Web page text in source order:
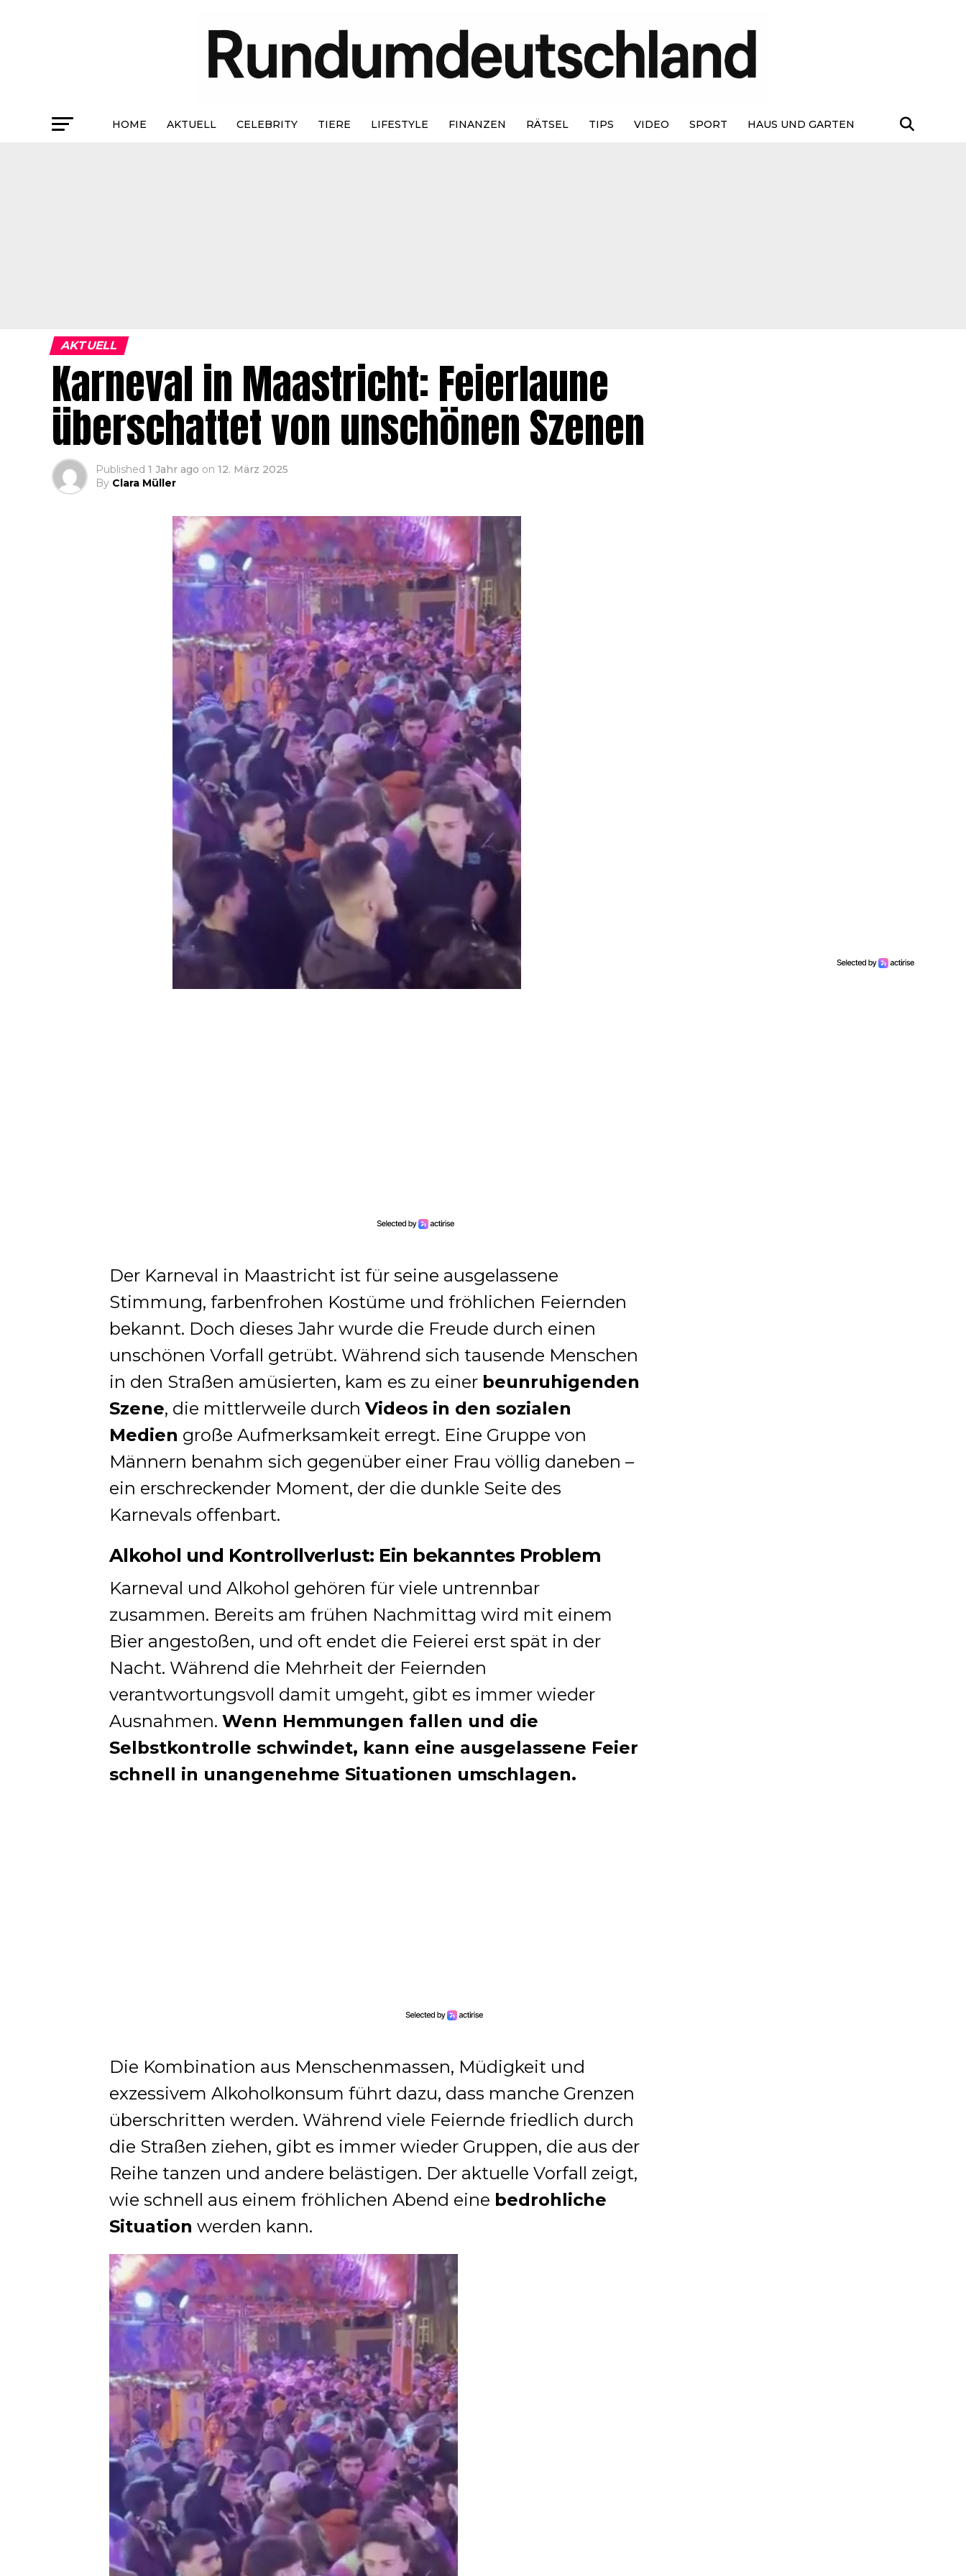
HOME AKTUELL CELEBRITY TIERE LIFESTYLE FINANZEN RÄTSEL TIPS VIDEO SPORT HAUS UND GARTEN
AKTUELL
Karneval in Maastricht: Feierlaune
überschattet von unschönen Szenen
Published 1 Jahr ago on 12. März 2025
By Clara Müller
Der Karneval in Maastricht ist für seine ausgelassene
Stimmung, farbenfrohen Kostüme und fröhlichen Feiernden
bekannt. Doch dieses Jahr wurde die Freude durch einen
unschönen Vorfall getrübt. Während sich tausende Menschen
in den Straßen amüsierten, kam es zu einer beunruhigenden
Szene, die mittlerweile durch Videos in den sozialen
Medien große Aufmerksamkeit erregt. Eine Gruppe von
Männern benahm sich gegenüber einer Frau völlig daneben –
ein erschreckender Moment, der die dunkle Seite des
Karnevals offenbart.
Alkohol und Kontrollverlust: Ein bekanntes Problem
Karneval und Alkohol gehören für viele untrennbar
zusammen. Bereits am frühen Nachmittag wird mit einem
Bier angestoßen, und oft endet die Feierei erst spät in der
Nacht. Während die Mehrheit der Feiernden
verantwortungsvoll damit umgeht, gibt es immer wieder
Ausnahmen. Wenn Hemmungen fallen und die
Selbstkontrolle schwindet, kann eine ausgelassene Feier
schnell in unangenehme Situationen umschlagen.
Die Kombination aus Menschenmassen, Müdigkeit und
exzessivem Alkoholkonsum führt dazu, dass manche Grenzen
überschritten werden. Während viele Feiernde friedlich durch
die Straßen ziehen, gibt es immer wieder Gruppen, die aus der
Reihe tanzen und andere belästigen. Der aktuelle Vorfall zeigt,
wie schnell aus einem fröhlichen Abend eine bedrohliche
Situation werden kann.